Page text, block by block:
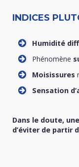
INDICES
Humidité
Phénomène
Moisissures
Sensation
Dans le doute,
d’éviter de partir